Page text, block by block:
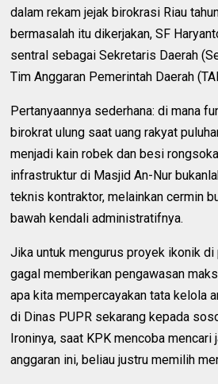
dalam rekam jejak birokrasi Riau
bermasalah itu dikerjakan, SF
sentral sebagai Sekretaris Daerah
Tim Anggaran Pemerintah Daerah
Pertanyaannya sederhana: di mana
birokrat ulung saat uang rakyat
menjadi kain robek dan besi
infrastruktur di Masjid An-Nur
teknis kontraktor, melainkan cermin
bawah kendali administratifnya.
Jika untuk mengurus proyek ikonik
gagal memberikan pengawasan
apa kita mempercayakan tata kelola
di Dinas PUPR sekarang kepada
Ironinya, saat KPK mencoba
anggaran ini, beliau justru memilih